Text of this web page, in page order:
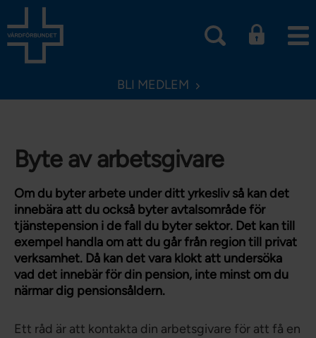
BLI MEDLEM
Byte av arbetsgivare
Om du byter arbete under ditt yrkesliv så kan det
innebära att du också byter avtalsområde för
tjänstepension i de fall du byter sektor. Det kan till
exempel handla om att du går från region till privat
verksamhet. Då kan det vara klokt att undersöka
vad det innebär för din pension, inte minst om du
närmar dig pensionsåldern.
Ett råd är att kontakta din arbetsgivare för att få en